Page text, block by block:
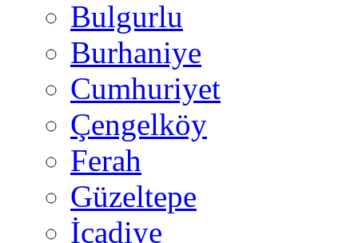
Bulgurlu
Burhaniye
Cumhuriyet
Çengelköy
Ferah
Güzeltepe
İcadiye